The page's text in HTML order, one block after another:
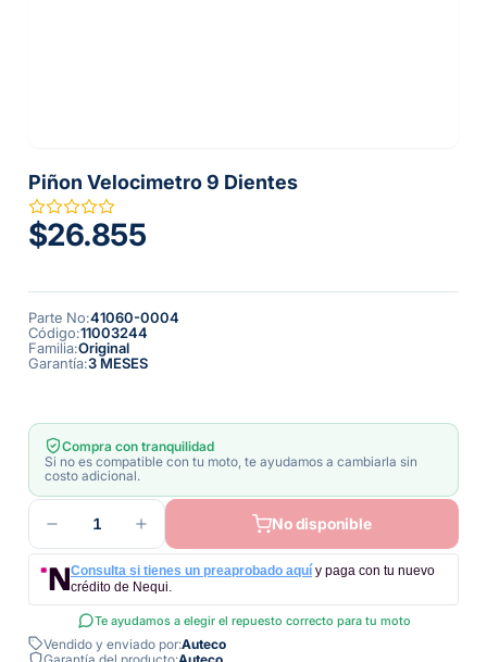
Piñon Velocimetro 9 Dientes
$26.855
Parte No:41060-0004
Código:11003244
Familia:Original
Garantía:3 MESES
Compra con tranquilidad
Si no es compatible con tu moto, te ayudamos a cambiarla sin
costo adicional.
1 No disponible
Consulta si tienes un preaprobado aquí y paga con tu nuevo
crédito de Nequi.
Te ayudamos a elegir el repuesto correcto para tu moto
Vendido y enviado por:Auteco
Garantía del producto:Auteco